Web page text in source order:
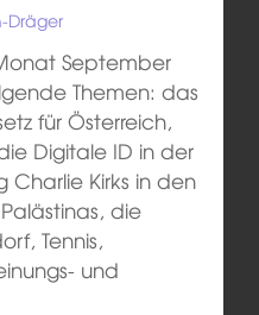
Dräger
September
Themen: das
für Österreich,
Digitale ID in der
Charlie Kirks in den
die
Tennis,
und